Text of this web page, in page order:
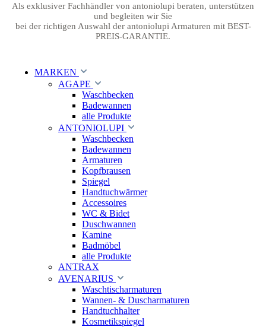
Als exklusiver Fachhändler von antoniolupi beraten, unterstützen
und begleiten wir Sie
bei der richtigen Auswahl der antoniolupi Armaturen mit BEST-
PREIS-GARANTIE.
MARKEN
AGAPE
Waschbecken
Badewannen
alle Produkte
ANTONIOLUPI
Waschbecken
Badewannen
Armaturen
Kopfbrausen
Spiegel
Handtuchwärmer
Accessoires
WC & Bidet
Duschwannen
Kamine
Badmöbel
alle Produkte
ANTRAX
AVENARIUS
Waschtischarmaturen
Wannen- & Duscharmaturen
Handtuchhalter
Kosmetikspiegel